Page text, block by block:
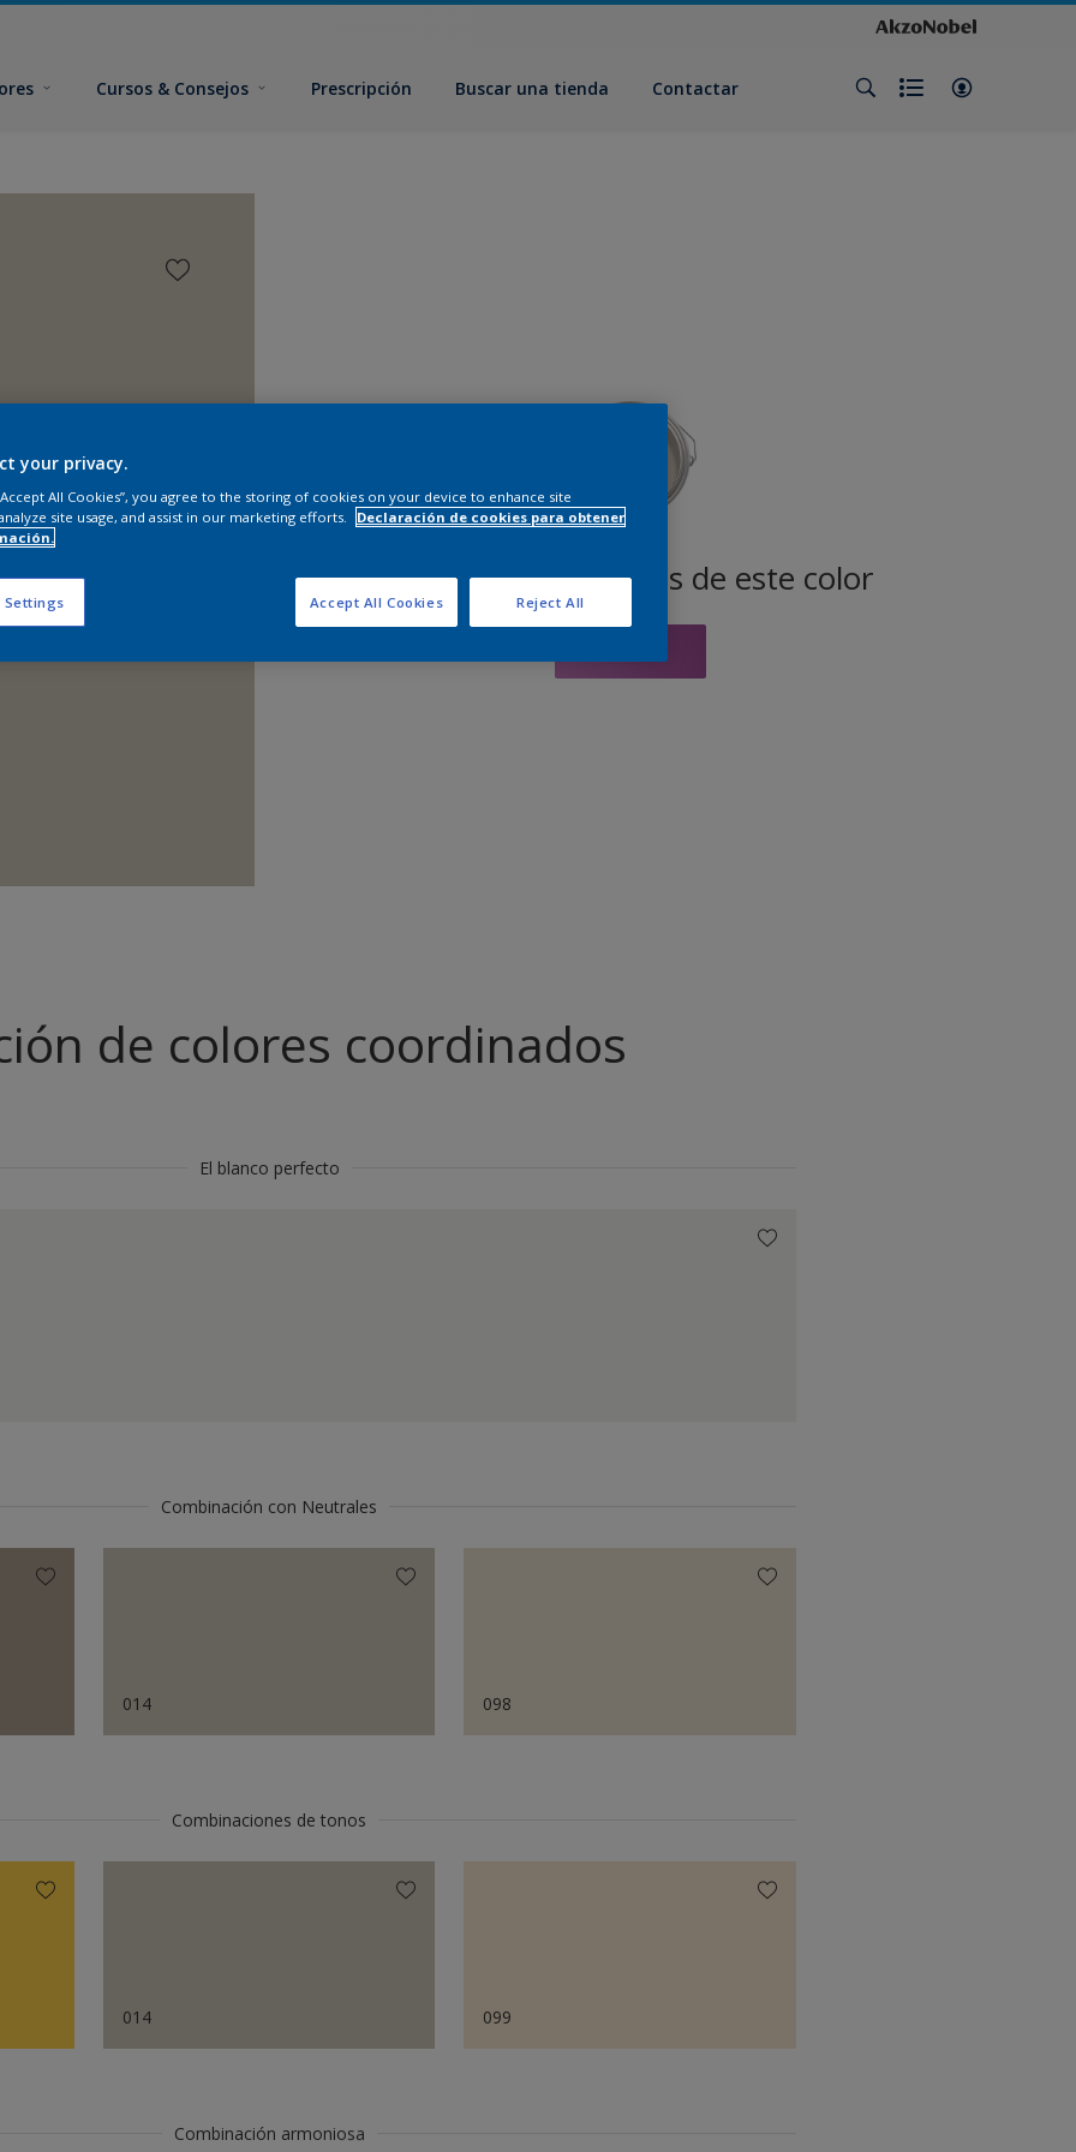
Cursos & Consejos Prescripción Buscar una tienda Contactar
Encontrar productos de este color
de colores coordinados
El blanco perfecto
Combinación con Neutrales
014 098
Combinaciones de tonos
014 099
Combinación armoniosa
your privacy.
All Cookies”, you agree to the storing of cookies on your device to enhance site
site usage, and assist in our marketing efforts.
Declaración de cookies para obtener
Settings Reject All
Accept All Cookies